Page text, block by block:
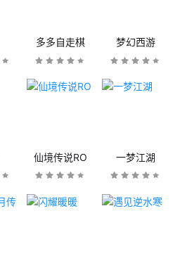
多多自走棋 梦幻西游
仙境传说RO 一梦江湖